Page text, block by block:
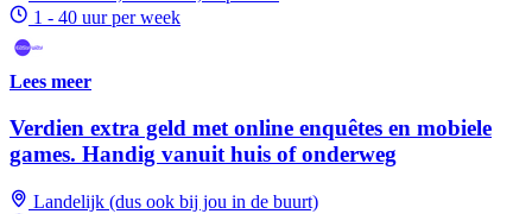
1 - 40 uur per week
Lees meer
Verdien extra geld met online enquêtes en mobiele
games. Handig vanuit huis of onderweg
Landelijk (dus ook bij jou in de buurt)